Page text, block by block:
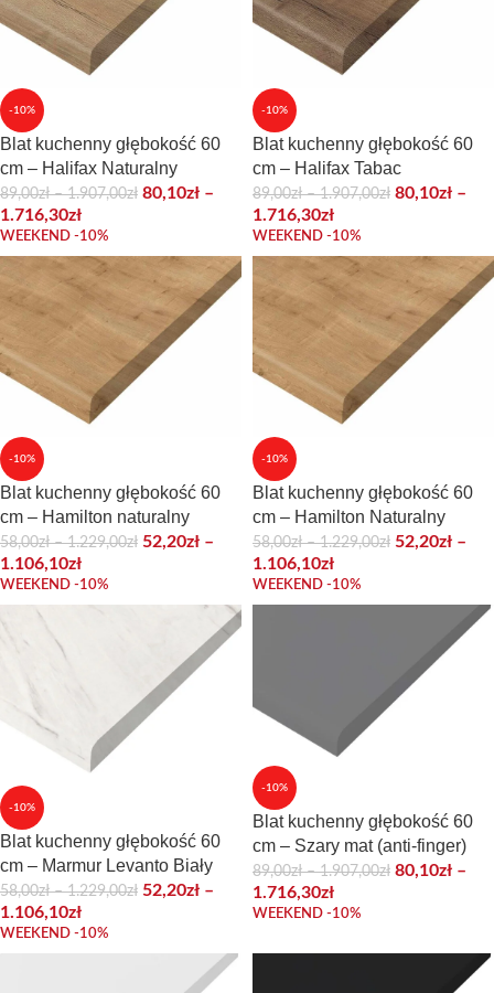
-10%
Blat kuchenny głębokość 60
cm – Halifax Naturalny
89,00zł – 1.907,00zł 80,10zł –
1.716,30zł
WEEKEND -10%
-10%
Blat kuchenny głębokość 60
cm – Halifax Tabac
89,00zł – 1.907,00zł 80,10zł –
1.716,30zł
WEEKEND -10%
-10%
Blat kuchenny głębokość 60
cm – Hamilton naturalny
58,00zł – 1.229,00zł 52,20zł –
1.106,10zł
WEEKEND -10%
-10%
Blat kuchenny głębokość 60
cm – Hamilton Naturalny
58,00zł – 1.229,00zł 52,20zł –
1.106,10zł
WEEKEND -10%
-10%
Blat kuchenny głębokość 60
cm – Marmur Levanto Biały
58,00zł – 1.229,00zł 52,20zł –
1.106,10zł
WEEKEND -10%
-10%
Blat kuchenny głębokość 60
cm – Szary mat (anti-finger)
89,00zł – 1.907,00zł 80,10zł –
1.716,30zł
WEEKEND -10%